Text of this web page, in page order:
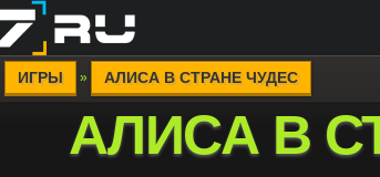
ИГРЫ » АЛИСА В СТРАНЕ ЧУДЕС
АЛИСА В